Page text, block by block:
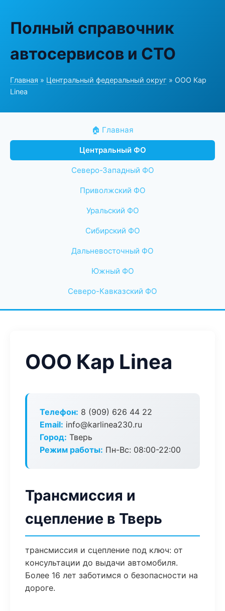
Полный справочник
автосервисов и СТО
Главная » Центральный федеральный округ » ООО Кар
Linea
🏠 Главная
Центральный ФО
Северо-Западный ФО
Приволжский ФО
Уральский ФО
Сибирский ФО
Дальневосточный ФО
Южный ФО
Северо-Кавказский ФО
ООО Кар Linea
Телефон: 8 (909) 626 44 22
Email: info@karlinea230.ru
Город: Тверь
Режим работы: Пн-Вс: 08:00-22:00
Трансмиссия и
сцепление в Тверь
трансмиссия и сцепление под ключ: от
консультации до выдачи автомобиля.
Более 16 лет заботимся о безопасности на
дороге.